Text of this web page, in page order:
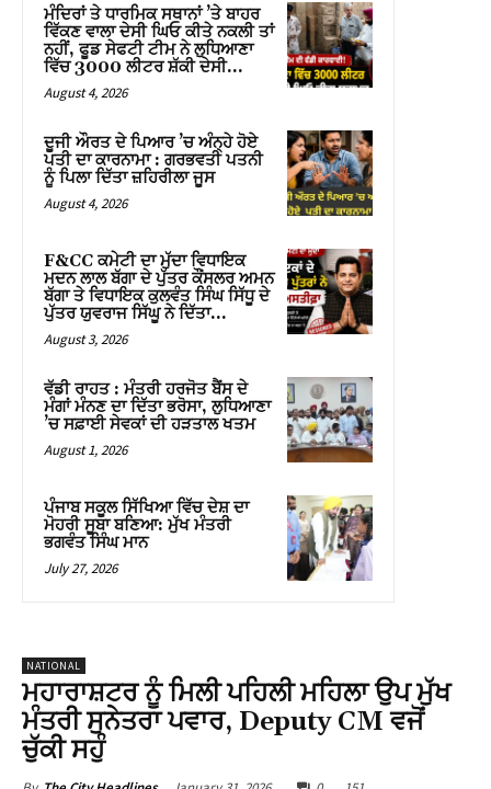
ਮੰਦਿਰਾਂ ਤੇ ਧਾਰਮਿਕ ਸਥਾਨਾਂ ’ਤੇ ਬਾਹਰ
ਵਿੱਕਣ ਵਾਲਾ ਦੇਸੀ ਘਿਓ ਕੀਤੇ ਨਕਲੀ ਤਾਂ
ਨਹੀਂ, ਫੂਡ ਸੇਫਟੀ ਟੀਮ ਨੇ ਲੁਧਿਆਣਾ
ਵਿੱਚ 3000 ਲੀਟਰ ਸ਼ੱਕੀ ਦੇਸੀ...
August 4, 2026
ਦੂਜੀ ਔਰਤ ਦੇ ਪਿਆਰ ’ਚ ਅੰਨ੍ਹੇ ਹੋਏ
ਪਤੀ ਦਾ ਕਾਰਨਾਮਾ : ਗਰਭਵਤੀ ਪਤਨੀ
ਨੂੰ ਪਿਲਾ ਦਿੱਤਾ ਜ਼ਹਿਰੀਲਾ ਜੂਸ
August 4, 2026
F&CC ਕਮੇਟੀ ਦਾ ਮੁੱਦਾ ਵਿਧਾਇਕ
ਮਦਨ ਲਾਲ ਬੱਗਾ ਦੇ ਪੁੱਤਰ ਕੌਂਸਲਰ ਅਮਨ
ਬੱਗਾ ਤੇ ਵਿਧਾਇਕ ਕੁਲਵੰਤ ਸਿੰਘ ਸਿੱਧੂ ਦੇ
ਪੁੱਤਰ ਯੁਵਰਾਜ ਸਿੱਘੂ ਨੇ ਦਿੱਤਾ...
August 3, 2026
ਵੱਡੀ ਰਾਹਤ : ਮੰਤਰੀ ਹਰਜੋਤ ਬੈਂਸ ਦੇ
ਮੰਗਾਂ ਮੰਨਣ ਦਾ ਦਿੱਤਾ ਭਰੋਸਾ, ਲੁਧਿਆਣਾ
’ਚ ਸਫ਼ਾਈ ਸੇਵਕਾਂ ਦੀ ਹੜਤਾਲ ਖਤਮ
August 1, 2026
ਪੰਜਾਬ ਸਕੂਲ ਸਿੱਖਿਆ ਵਿੱਚ ਦੇਸ਼ ਦਾ
ਮੋਹਰੀ ਸੂਬਾ ਬਣਿਆ: ਮੁੱਖ ਮੰਤਰੀ
ਭਗਵੰਤ ਸਿੰਘ ਮਾਨ
July 27, 2026